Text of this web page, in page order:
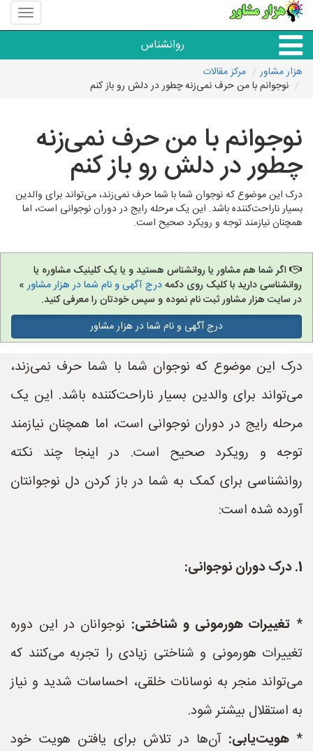
منوی
سایت
مشاور
روانشناس
همه مراکز روانشناسی
گروه روانشناسی
هزار مشاور
مرکز مقالات
نوجوانم با من حرف نمی‌زنه چطور در دلش رو باز کنم
نوجوانم با من حرف نمی‌زنه
چطور در دلش رو باز کنم
درک این موضوع که نوجوان شما با شما حرف نمی‌زند، می‌تواند برای والدین
بسیار ناراحت‌کننده باشد. این یک مرحله رایج در دوران نوجوانی است، اما
همچنان نیازمند توجه و رویکرد صحیح است.
اگر شما هم مشاور یا روانشناس هستید و یا یک کلینیک مشاوره یا
روانشناسی دارید با کلیک روی دکمهدرج آگهی و نام شما در هزار مشاور»
در سایت هزار مشاور ثبت نام نموده و سپس خودتان را معرفی کنید.
درج آگهی و نام شما در هزار مشاور
درک این موضوع که نوجوان شما با شما حرف نمی‌زند،
می‌تواند برای والدین بسیار ناراحت‌کننده باشد. این یک
مرحله رایج در دوران نوجوانی است، اما همچنان نیازمند
توجه و رویکرد صحیح است. در اینجا چند نکته
روانشناسی برای کمک به شما در باز کردن دل نوجوانتان
آورده شده است:
1. درک دوران نوجوانی:
* تغییرات هورمونی و شناختی: نوجوانان در این دوره
تغییرات هورمونی و شناختی زیادی را تجربه می‌کنند که
می‌تواند منجر به نوسانات خلقی، احساسات شدید و نیاز
به استقلال بیشتر شود.
*هویت‌یابی: آن‌ها در تلاش برای یافتن هویت خود